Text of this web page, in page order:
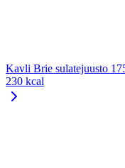
Kavli Brie sulatejuusto
230 kcal